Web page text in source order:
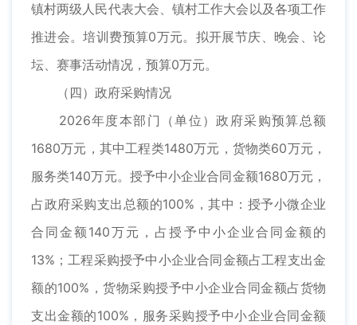
镇村两级人民代表大会、镇村工作大会以及各项工作
推进会。培训费预算0万元。拟开展节庆、晚会、论
坛、赛事活动情况，预算0万元。
（四）政府采购情况
2026年度本部门（单位）政府采购预算总额
1680万元，其中工程类1480万元，货物类60万元，
服务类140万元。授予中小企业合同金额1680万元，
占政府采购支出总额的100%，其中：授予小微企业
合同金额140万元，占授予中小企业合同金额的
13%；工程采购授予中小企业合同金额占工程支出金
额的100%，货物采购授予中小企业合同金额占货物
支出金额的100%，服务采购授予中小企业合同金额